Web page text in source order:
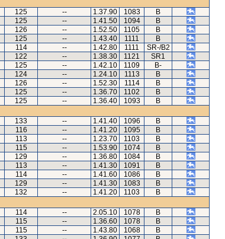
125 -- 1.37.90 1083
B
125 -- 1.41.50 1094
B
126 -- 1.52.50 1105
B
125 -- 1.43.40 1111
B
114 -- 1.42.80 1111
SR-/B2
122 -- 1.38.30 1121
SR1
125 -- 1.42.10 1109
B-
124 -- 1.24.10 1113
B
126 -- 1.52.30 1114
B
125 -- 1.36.70 1102
B
125 -- 1.36.40 1093
B
133 -- 1.41.40 1096
B
116 -- 1.41.20 1095
B
113 -- 1.23.70 1103
B
115 -- 1.53.90 1074
B
129 -- 1.36.80 1084
B
113 -- 1.41.30 1091
B
114 -- 1.41.60 1086
B
129 -- 1.41.30 1083
B
132 -- 1.41.20 1103
B
114 -- 2.05.10 1078
B
115 -- 1.36.60 1078
B
115 -- 1.43.80 1068
B